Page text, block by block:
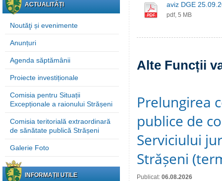
ACTUALITĂȚI
Noutăţi și evenimente
Anunțuri
Agenda săptămânii
Proiecte investiționale
Comisia pentru Situații
Excepționale a raionului Strășeni
Comisia teritorială extraordinară
de sănătate publică Strășeni
Galerie Foto
INFORMAȚII UTILE
aviz DGE
pdf, 5 MB
Alte Funcții
Prelungirea
publice de
Serviciului
Strășeni
Publicat: 06.08.2026